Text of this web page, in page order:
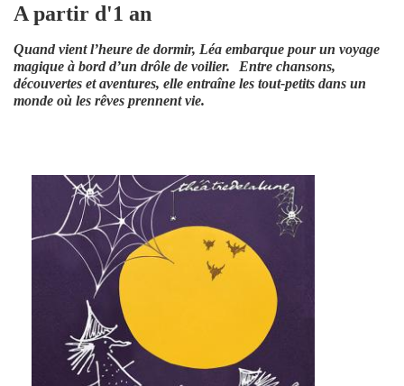
A partir d'1 an
Quand vient l’heure de dormir, Léa embarque pour un voyage
magique à bord d’un drôle de voilier.
Entre chansons,
découvertes et aventures, elle entraîne les tout-petits dans un
monde où les rêves prennent vie.